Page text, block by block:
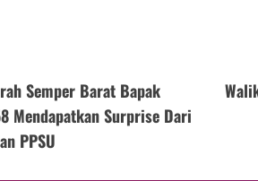
Semper Barat Bapak
Mendapatkan Surprise Dari
PPSU